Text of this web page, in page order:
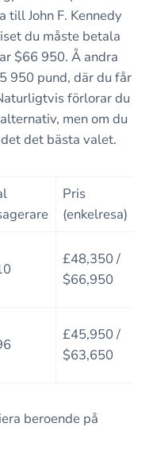
till John F. Kennedy
du måste betala
$66 950. Å andra
950 pund, där du får
förlorar du
men om du
det bästa valet.
Pris
(enkelresa)
£48,350 /
$66,950
£45,950 /
$63,650
beroende på